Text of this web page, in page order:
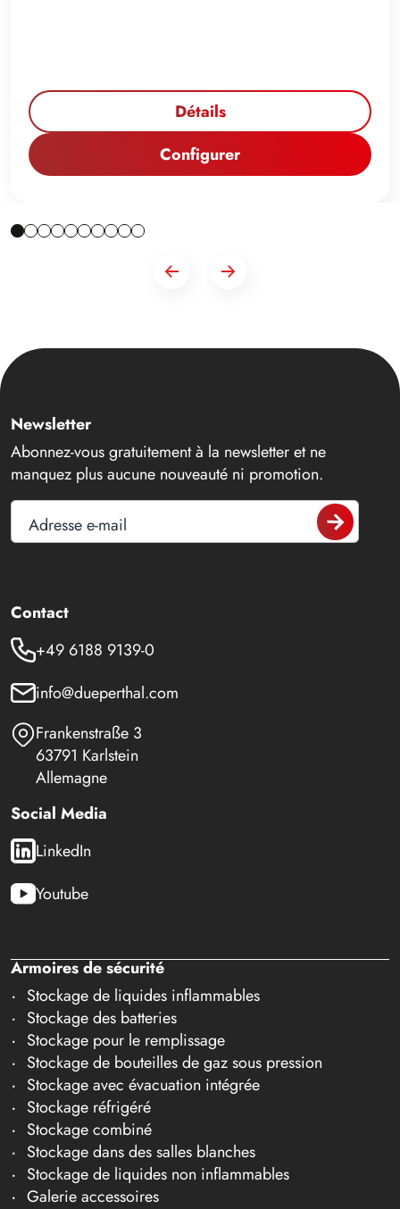
Détails
Configurer
Newsletter
Abonnez-vous gratuitement à la newsletter et ne
manquez plus aucune nouveauté ni promotion.
Adresse e-mail
Contact
+49 6188 9139-0
info@dueperthal.com
Frankenstraße 3
63791 Karlstein
Allemagne
Social Media
LinkedIn
Youtube
Armoires de sécurité
Stockage de liquides inflammables
Stockage des batteries
Stockage pour le remplissage
Stockage de bouteilles de gaz sous pression
Stockage avec évacuation intégrée
Stockage réfrigéré
Stockage combiné
Stockage dans des salles blanches
Stockage de liquides non inflammables
Galerie accessoires